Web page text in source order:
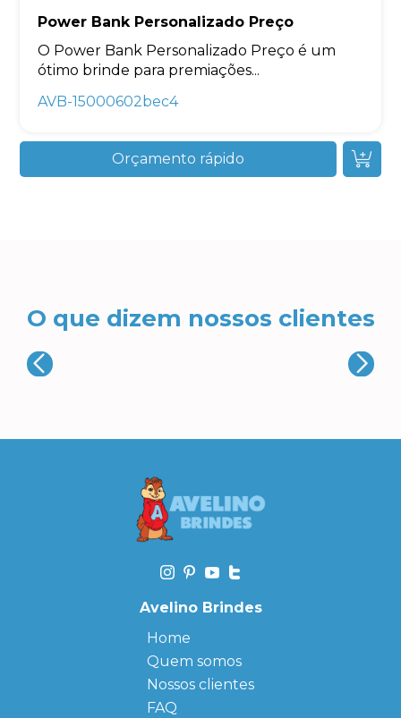
Power Bank Personalizado Preço
O Power Bank Personalizado Preço é um
ótimo brinde para premiações...
AVB-15000602bec4
Orçamento rápido
O que dizem nossos clientes
Avelino Brindes
Home
Quem somos
Nossos clientes
FAQ